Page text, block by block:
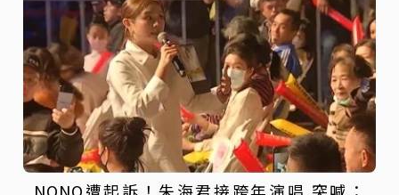
NONO遭起訴！朱海君接跨年演唱 突喊：